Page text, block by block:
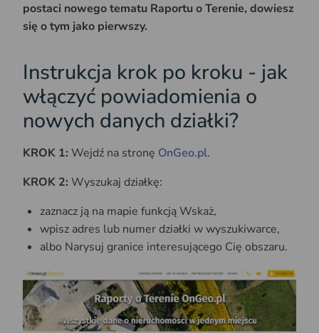
postaci nowego tematu Raportu o Terenie, dowiesz
się o tym jako pierwszy.
Instrukcja krok po kroku - jak
włączyć powiadomienia o
nowych danych działki?
KROK 1: Wejdź na stronę OnGeo.pl.
KROK 2: Wyszukaj działkę:
zaznacz ją na mapie funkcją Wskaż,
wpisz adres lub numer działki w wyszukiwarce,
albo Narysuj granice interesującego Cię obszaru.